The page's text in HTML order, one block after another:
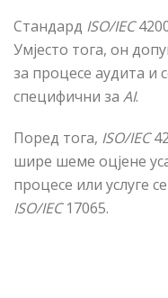
Стандард ISO/IEC
Умјесто тога, он
за процесе аудита и
специфични за AI.
Поред тога, ISO/IEC
шире шеме оцјене
процесе или услуге
ISO/IEC 17065.